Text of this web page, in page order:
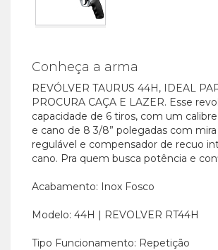
Conheça a arma
REVÓLVER TAURUS 44H, IDEAL
PROCURA CAÇA E LAZER. Esse
capacidade de 6 tiros, com um
e cano de 8 3/8” polegadas com
regulável e compensador de recuo
cano. Pra quem busca potência e
Acabamento: Inox Fosco
Modelo: 44H | REVOLVER RT44H
Tipo Funcionamento: Repetição